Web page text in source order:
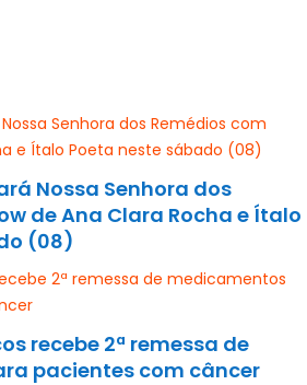
Nossa Senhora dos
de Ana Clara Rocha e Ítalo
(08)
recebe 2ª remessa de
pacientes com câncer